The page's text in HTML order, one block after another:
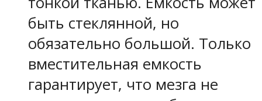
быть стеклянной, но
обязательно большой. Только
вместительная емкость
гарантирует, что мезга не